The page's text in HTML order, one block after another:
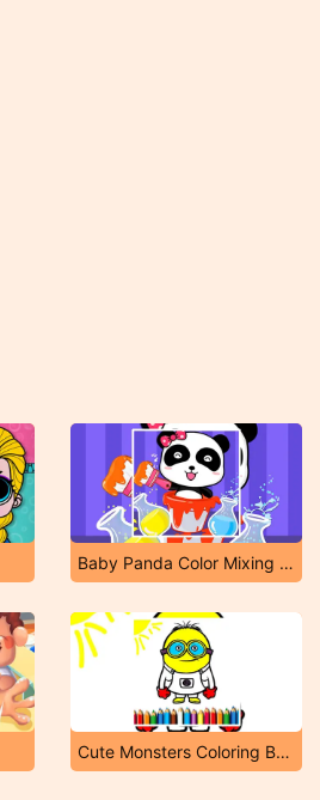
Baby Panda Color Mixing Studio
Cute Monsters Coloring Book